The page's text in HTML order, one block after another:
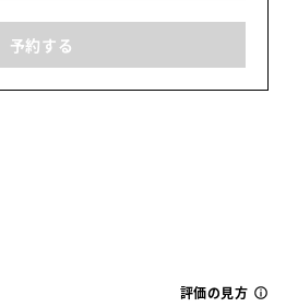
予約する
評価の見方